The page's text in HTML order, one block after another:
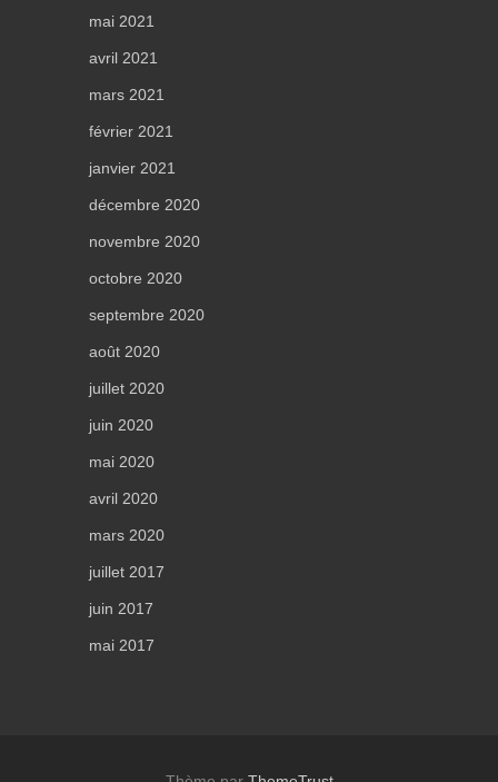
mai 2021
avril 2021
mars 2021
février 2021
janvier 2021
décembre 2020
novembre 2020
octobre 2020
septembre 2020
août 2020
juillet 2020
juin 2020
mai 2020
avril 2020
mars 2020
juillet 2017
juin 2017
mai 2017